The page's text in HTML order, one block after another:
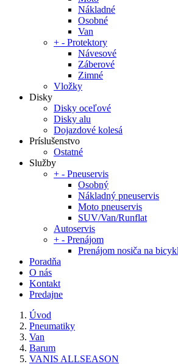
Nákladné
Osobné
Van
+ - Protektory
Návesové
Záberové
Zimné
Vložky
Disky
Disky oceľové
Disky alu
Dojazdové kolesá
Príslušenstvo
Ostatné
Služby
+ - Pneuservis
Osobný
Nákladný pneuservis
Moto pneuservis
SUV/Van/Runflat
Autoservis
+ - Prenájom
Prenájom nosiča na
Poradňa
O nás
Kontakt
Predajne
Úvod
Pneumatiky
Van
Barum
VANIS ALLSEASON